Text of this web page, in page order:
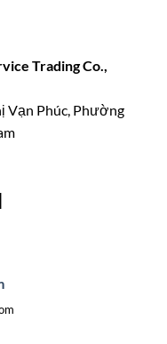
Trading Co.,
Vạn Phúc, Phường